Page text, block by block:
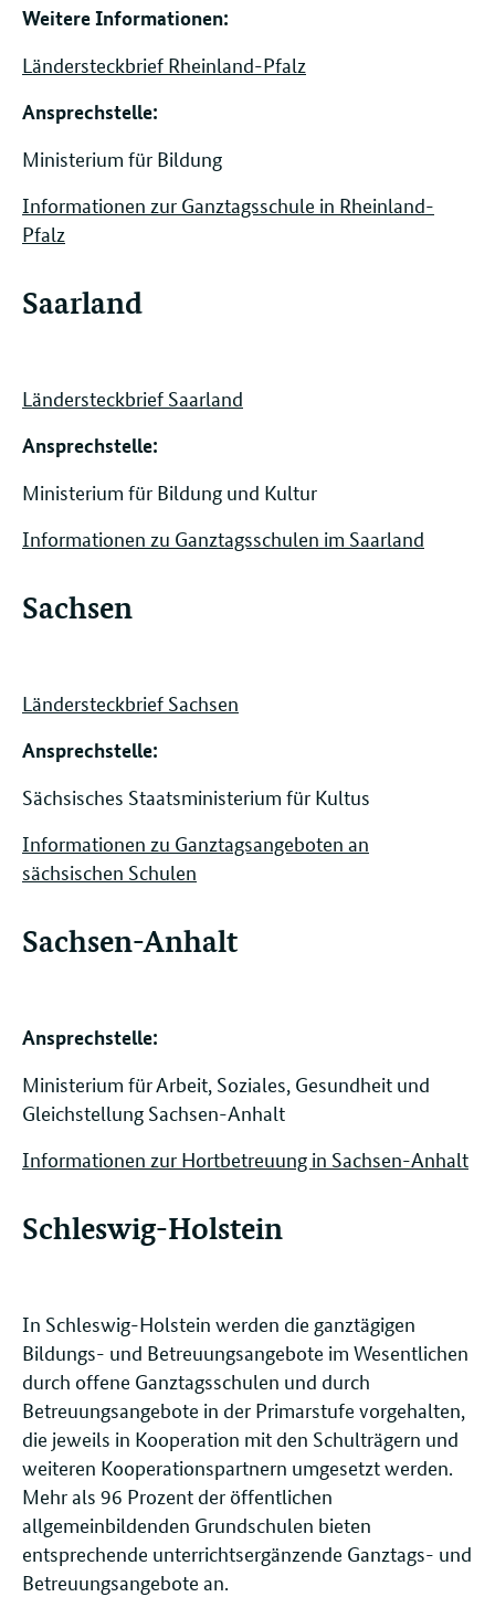
Weitere Informationen:
Ländersteckbrief Rheinland-Pfalz
Ansprechstelle: ​​​​
Ministerium für Bildung
Informationen zur Ganztagsschule in Rheinland-
Pfalz
Saarland
Ländersteckbrief Saarland
Ansprechstelle: ​​​​
Ministerium für Bildung und Kultur
Informationen zu Ganztagsschulen im Saarland
Sachsen
Ländersteckbrief Sachsen
Ansprechstelle: ​​​​
Sächsisches Staatsministerium für Kultus
Informationen zu Ganztagsangeboten an
sächsischen Schulen
Sachsen-Anhalt
Ansprechstelle: ​​​​
Ministerium für Arbeit, Soziales, Gesundheit und
Gleichstellung Sachsen-Anhalt
Informationen zur Hortbetreuung in Sachsen-Anhalt
Schleswig-Holstein
In Schleswig-Holstein werden die ganztägigen
Bildungs- und Betreuungsangebote im Wesentlichen
durch offene Ganztagsschulen und durch
Betreuungsangebote in der Primarstufe vorgehalten,
die jeweils in Kooperation mit den Schulträgern und
weiteren Kooperationspartnern umgesetzt werden.
Mehr als 96 Prozent der öffentlichen
allgemeinbildenden Grundschulen bieten
entsprechende unterrichtsergänzende Ganztags- und
Betreuungsangebote an.